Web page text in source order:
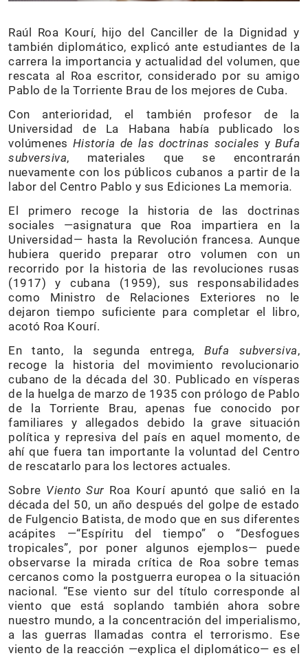
Raúl Roa Kourí, hijo del Canciller de la Dignidad y
también diplomático, explicó ante estudiantes de la
carrera la importancia y actualidad del volumen, que
rescata al Roa escritor, considerado por su amigo
Pablo de la Torriente Brau de los mejores de Cuba.
Con anterioridad, el también profesor de la
Universidad de La Habana había publicado los
volúmenes Historia de las doctrinas sociales y Bufa
subversiva, materiales que se encontrarán
nuevamente con los públicos cubanos a partir de la
labor del Centro Pablo y sus Ediciones La memoria.
El primero recoge la historia de las doctrinas
sociales —asignatura que Roa impartiera en la
Universidad— hasta la Revolución francesa. Aunque
hubiera querido preparar otro volumen con un
recorrido por la historia de las revoluciones rusas
(1917) y cubana (1959), sus responsabilidades
como Ministro de Relaciones Exteriores no le
dejaron tiempo suficiente para completar el libro,
acotó Roa Kourí.
En tanto, la segunda entrega,Bufa subversiva,
recoge la historia del movimiento revolucionario
cubano de la década del 30. Publicado en vísperas
de la huelga de marzo de 1935 con prólogo de Pablo
de la Torriente Brau, apenas fue conocido por
familiares y allegados debido la grave situación
política y represiva del país en aquel momento, de
ahí que fuera tan importante la voluntad del Centro
de rescatarlo para los lectores actuales.
Sobre Viento Sur Roa Kourí apuntó que salió en la
década del 50, un año después del golpe de estado
de Fulgencio Batista, de modo que en sus diferentes
acápites —“Espíritu del tiempo” o “Desfogues
tropicales”, por poner algunos ejemplos— puede
observarse la mirada crítica de Roa sobre temas
cercanos como la postguerra europea o la situación
nacional. “Ese viento sur del título corresponde al
viento que está soplando también ahora sobre
nuestro mundo, a la concentración del imperialismo,
a las guerras llamadas contra el terrorismo. Ese
viento de la reacción —explica el diplomático— es el